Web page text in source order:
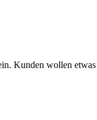
Kunden wollen